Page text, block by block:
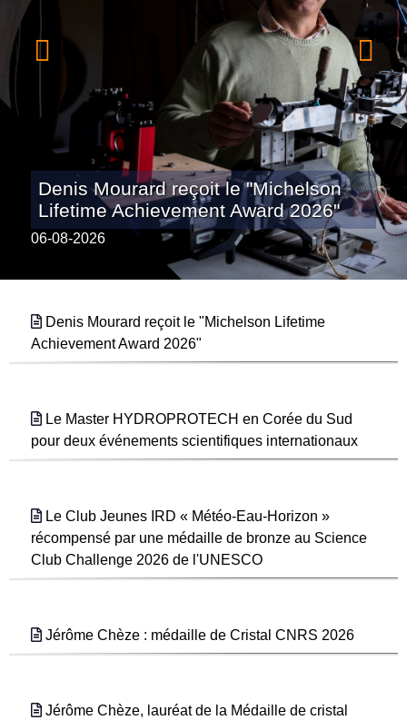
Denis Mourard reçoit le "Michelson
Lifetime Achievement Award 2026"
06-08-2026
Denis Mourard reçoit le "Michelson Lifetime
Achievement Award 2026"
Le Master HYDROPROTECH en Corée du Sud
pour deux événements scientifiques internationaux
Le Club Jeunes IRD « Météo-Eau-Horizon »
récompensé par une médaille de bronze au Science
Club Challenge 2026 de l'UNESCO
Jérôme Chèze : médaille de Cristal CNRS 2026
Jérôme Chèze, lauréat de la Médaille de cristal